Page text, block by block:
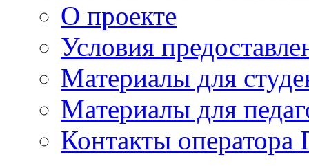
О проекте
Условия
Материалы для
Материалы для
Контакты оператора